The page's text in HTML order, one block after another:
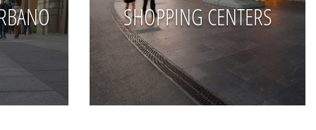
SHOPPING CENTERS